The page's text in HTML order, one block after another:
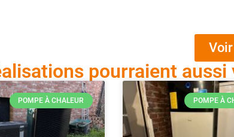
pourraient
POMPE À CHALEUR POMPE À